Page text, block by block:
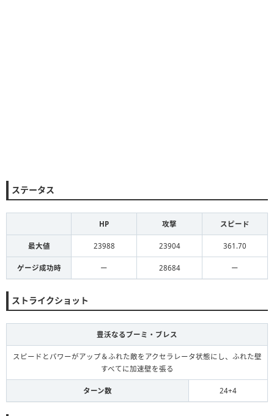
ステータス
HP 攻撃 スピード
最大値 23988 23904 361.70
ゲージ成功時 ー 28684 ー
ストライクショット
豊沃なるブーミ・ブレス
スピードとパワーがアップ＆ふれた敵をアクセラレータ状態にし、ふれた壁
すべてに加速壁を張る
ターン数 24+4